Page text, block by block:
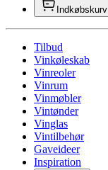
Indkøbskurv
Tilbud
Vinkøleskab
Vinreoler
Vinrum
Vinmøbler
Vintønder
Vinglas
Vintilbehør
Gaveideer
Inspiration